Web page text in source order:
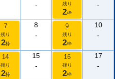
-
残り
2枠
-
7
残り
2枠
8
-
9
残り
2枠
10
-
14
残り
2枠
15
-
16
残り
2枠
17
-